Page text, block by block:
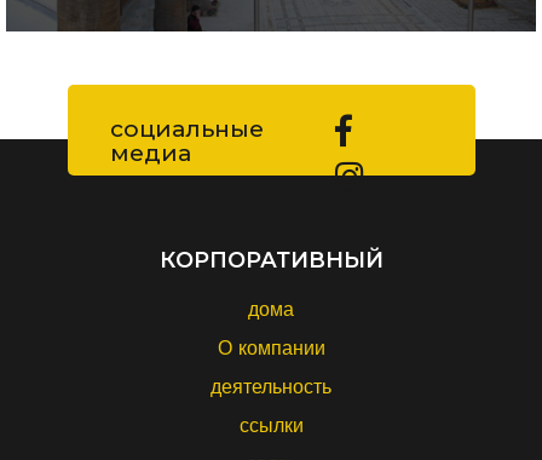
социальные
медиа
КОРПОРАТИВНЫЙ
дома
О компании
деятельность
ссылки